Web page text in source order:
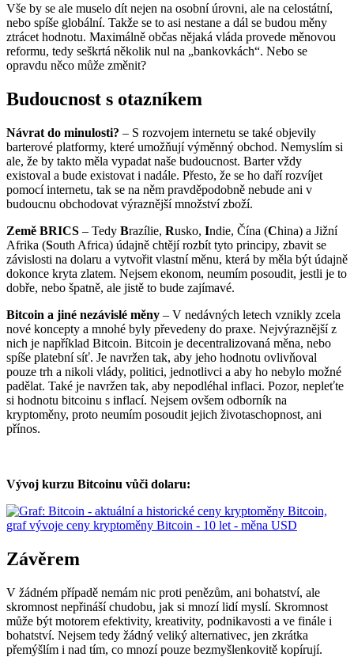
Vše by se ale muselo dít nejen na osobní úrovni, ale na celostátní,
nebo spíše globální. Takže se to asi nestane a dál se budou měny
ztrácet hodnotu. Maximálně občas nějaká vláda provede měnovou
reformu, tedy seškrtá několik nul na „bankovkách“. Nebo se
opravdu něco může změnit?
Budoucnost s otazníkem
Návrat do minulosti? – S rozvojem internetu se také objevily
barterové platformy, které umožňují výměnný obchod. Nemyslím si
ale, že by takto měla vypadat naše budoucnost. Barter vždy
existoval a bude existovat i nadále. Přesto, že se ho daří rozvíjet
pomocí internetu, tak se na něm pravděpodobně nebude ani v
budoucnu obchodovat výraznější množství zboží.
Země BRICS – Tedy Brazílie, Rusko, Indie, Čína (China) a Jižní
Afrika (South Africa) údajně chtějí rozbít tyto principy, zbavit se
závislosti na dolaru a vytvořit vlastní měnu, která by měla být údajně
dokonce kryta zlatem. Nejsem ekonom, neumím posoudit, jestli je to
dobře, nebo špatně, ale jistě to bude zajímavé.
Bitcoin a jiné nezávislé měny – V nedávných letech vznikly zcela
nové koncepty a mnohé byly převedeny do praxe. Nejvýraznější z
nich je například Bitcoin. Bitcoin je decentralizovaná měna, nebo
spíše platební síť. Je navržen tak, aby jeho hodnotu ovlivňoval
pouze trh a nikoli vlády, politici, jednotlivci a aby ho nebylo možné
padělat. Také je navržen tak, aby nepodléhal inflaci. Pozor, nepleťte
si hodnotu bitcoinu s inflací. Nejsem ovšem odborník na
kryptoměny, proto neumím posoudit jejich životaschopnost, ani
přínos.
Vývoj kurzu Bitcoinu vůči dolaru:
Závěrem
V žádném případě nemám nic proti penězům, ani bohatství, ale
skromnost nepřináší chudobu, jak si mnozí lidí myslí. Skromnost
může být motorem efektivity, kreativity, podnikavosti a ve finále i
bohatství. Nejsem tedy žádný veliký alternativec, jen zkrátka
přemýšlím i nad tím, co mnozí pouze bezmyšlenkovitě kopírují.